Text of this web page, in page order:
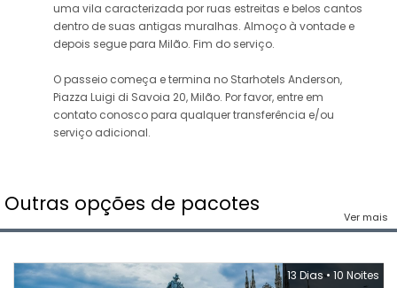
uma vila caracterizada por ruas estreitas e belos cantos
dentro de suas antigas muralhas. Almoço à vontade e
depois segue para Milão. Fim do serviço.
O passeio começa e termina no Starhotels Anderson,
Piazza Luigi di Savoia 20, Milão. Por favor, entre em
contato conosco para qualquer transferência e/ou
serviço adicional.
Outras opções de pacotes
Ver mais
13 Dias • 10 Noites